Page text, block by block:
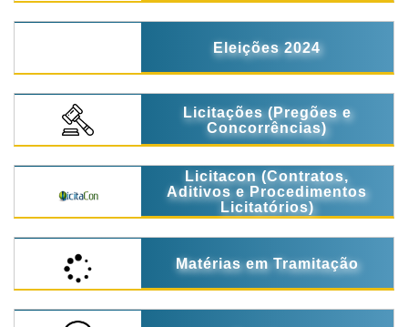
Eleições 2024
Licitações (Pregões e
Concorrências)
Licitacon (Contratos,
Aditivos e Procedimentos
Licitatórios)
Matérias em Tramitação